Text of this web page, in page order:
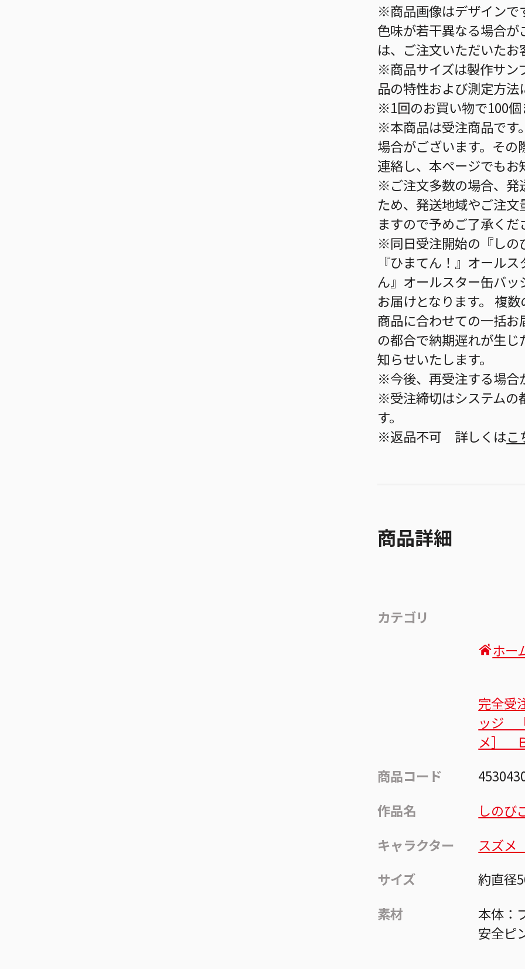
※商品画像はデザインで
色味が若干異なる場合
は、ご注文いただいた
※商品サイズは製作サン
品の特性および測定方
※1回のお買い物で100
※本商品は受注商品です
場合がございます。そ
連絡し、本ページでもお
※ご注文多数の場合、発
ため、発送地域やご注
ますので予めご了承くだ
※同日受注開始の『しの
『ひまてん！』オール
ん』オールスター缶バ
お届けとなります。 複
商品に合わせての一括
の都合で納期遅れが生
知らせいたします。
※今後、再受注する場合
※受注締切はシステムの
す。
※返品不可 詳しくはこ
商品詳細
カテゴリ
ホー
完全受
ッジ
メ］
商品コード
作品名
しのび
キャラクター
スズメ
サイズ
約直径
素材
本体：
安全ピ